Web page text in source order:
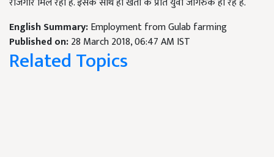
English Summary:Employment from Gulab farming
Published on:28 March 2018, 06:47 AM IST
Related Topics